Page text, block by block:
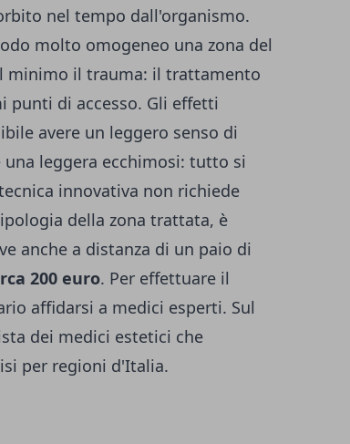
nel tempo dall'organismo.
molto omogeneo una zona del
minimo il trauma: il trattamento
punti di accesso. Gli effetti
avere un leggero senso di
leggera ecchimosi: tutto si
innovativa non richiede
della zona trattata, è
anche a distanza di un paio di
200 euro. Per effettuare il
affidarsi a medici esperti. Sul
dei medici estetici che
per regioni d'Italia.